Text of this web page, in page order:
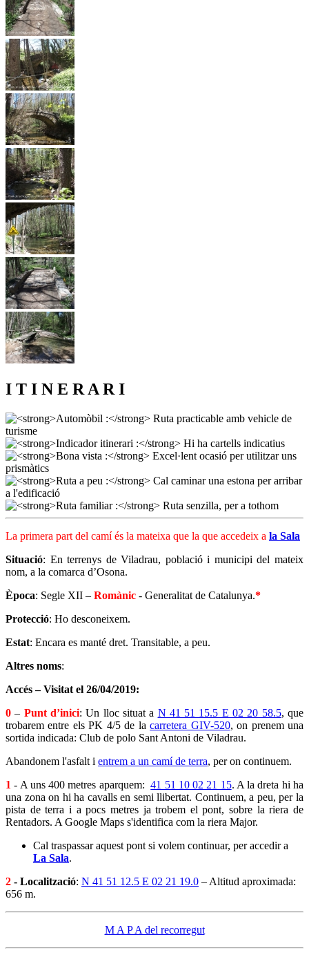
I T I N E R A R I
La primera part del camí és la mateixa que la que accedeix a la Sala
Situació: En terrenys de Viladrau, població i municipi del mateix
nom, a la comarca d’Osona.
Època: Segle XII – Romànic - Generalitat de Catalunya.*
Protecció: Ho desconeixem.
Estat: Encara es manté dret. Transitable, a peu.
Altres noms:
Accés – Visitat el 26/04/2019:
0 – Punt d’inici: Un lloc situat a N 41 51 15.5 E 02 20 58.5, que
trobarem entre els PK 4/5 de lacarretera GIV-520, on prenem una
sortida indicada: Club de polo Sant Antoni de Viladrau.
Abandonem l'asfalt i entrem a un camí de terra, per on continuem.
1 - A uns 400 metres aparquem:41 51 10 02 21 15. A la dreta hi ha
una zona on hi ha cavalls en semi llibertat. Continuem, a peu, per la
pista de terra i a pocs metres ja trobem el pont, sobre la riera de
Rentadors. A Google Maps s'identifica com la riera Major.
Cal traspassar aquest pont si volem continuar, per accedir a
La Sala.
2 - Localització: N 41 51 12.5 E 02 21 19.0 – Altitud aproximada:
656 m.
M A P A del recorregut